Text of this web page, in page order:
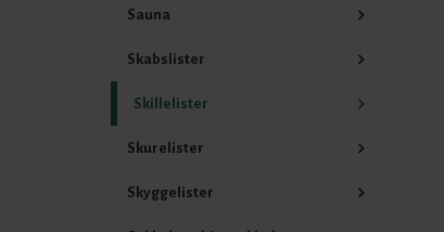
Sauna
Skabslister
Skillelister
Skurelister
Skyggelister